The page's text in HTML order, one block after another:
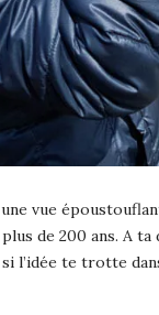
vue
de 200 ans. A
l’idée te trotte